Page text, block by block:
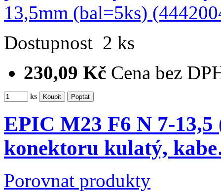
Dostupnost 2 ks
230,09 Kč Cena bez
ks
EPIC M23 F6 N 7-
konektoru kulatý,
Porovnat produkty